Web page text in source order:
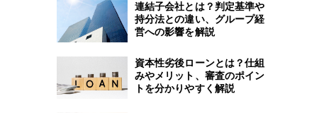
連結子会社とは？判定基準や
持分法との違い、グループ経
営への影響を解説
資本性劣後ローンとは？仕組
みやメリット、審査のポイン
トを分かりやすく解説